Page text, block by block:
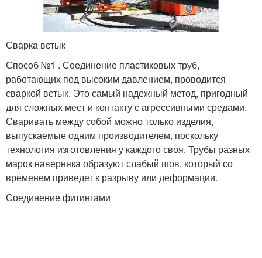
Сварка встык
Способ №1 . Соединение пластиковых труб,
работающих под высоким давлением, проводится
сваркой встык. Это самый надежный метод, пригодный
для сложных мест и контакту с агрессивными средами.
Сваривать между собой можно только изделия,
выпускаемые одним производителем, поскольку
технология изготовления у каждого своя. Трубы разных
марок наверняка образуют слабый шов, который со
временем приведет к разрыву или деформации.
Соединение фитингами